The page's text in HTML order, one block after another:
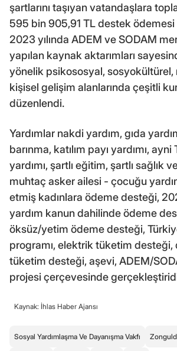
şartlarını taşıyan vatandaşlara
595 bin 905,91 TL destek
2023 yılında ADEM ve SODAM
yapılan kaynak aktarımları
yönelik psikososyal, sosyokültürel,
kişisel gelişim alanlarında çeşitli
düzenlendi.
Yardımlar nakdi yardım, gıda
barınma, katılım payı yardımı,
yardımı, şartlı eğitim, şartlı sağlık
muhtaç asker ailesi - çocuğu
etmiş kadınlara ödeme desteği,
yardım kanun dahilinde ödeme
öksüz/yetim ödeme desteği,
programı, elektrik tüketim desteği,
tüketim desteği, aşevi, ADEM/
projesi çerçevesinde
Kaynak: İhlas Haber Ajansı
Sosyal Yardımlaşma Ve Dayanışma Vakfı